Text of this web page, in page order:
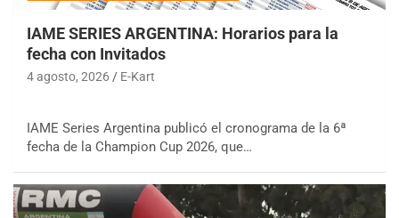
IAME SERIES ARGENTINA: Horarios para la
fecha con Invitados
4 agosto, 2026 E-Kart
IAME Series Argentina publicó el cronograma de la 6ª
fecha de la Champion Cup 2026, que…